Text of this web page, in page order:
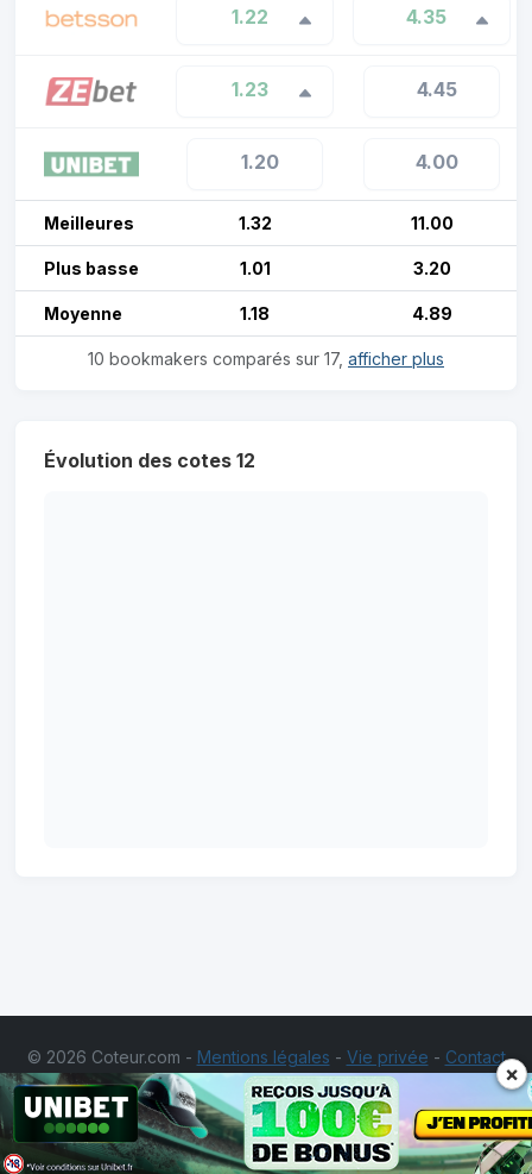
1.22 4.35
1.23 4.45
1.20 4.00
Meilleures 1.32 11.00
Plus basse 1.01 3.20
Moyenne 1.18 4.89
10 bookmakers comparés sur 17, afficher plus
Évolution des cotes 12
© 2026 Coteur.com - Mentions légales - Vie privée - Contact
Les jeux d'argent et de hasard sont interdits aux
mineurs. Ne misez pas des sommes d'argent supérieures à ce
que vous pourriez perdre. Jouer comporte des
×